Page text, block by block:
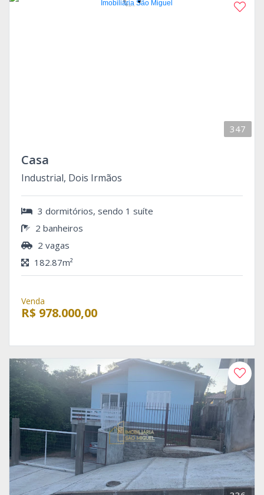
347
Casa
Industrial, Dois Irmãos
3 dormitórios, sendo 1 suíte
2 banheiros
2 vagas
182.87m²
Venda
R$ 978.000,00